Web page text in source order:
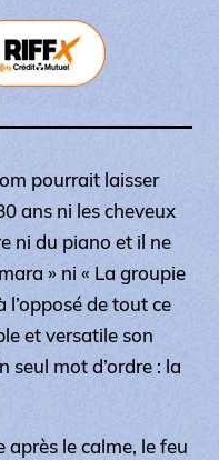
pourrait laisser
ans ni les cheveux
ni du piano et il ne
» ni « La groupie
l’opposé de tout ce
et versatile son
seul mot d’ordre : la
après le calme, le feu